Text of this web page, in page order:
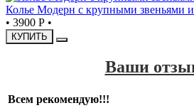
Колье Модерн с крупными звеньями
• 3900 Р •
КУПИТЬ
Ваши
Всем рекомендую!!!